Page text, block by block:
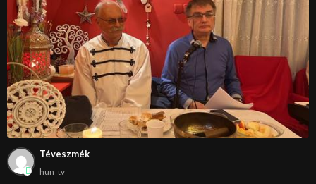
Téveszmék
hun_tv